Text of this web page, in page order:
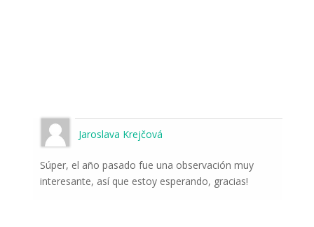
Jaroslava Krejčová
Súper, el año pasado fue una observación muy
interesante, así que estoy esperando, gracias!